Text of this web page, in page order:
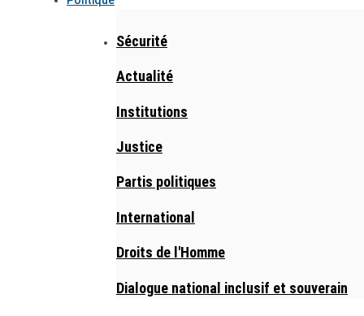
Sécurité
Actualité
Institutions
Justice
Partis politiques
International
Droits de l'Homme
Dialogue national inclusif et souverain